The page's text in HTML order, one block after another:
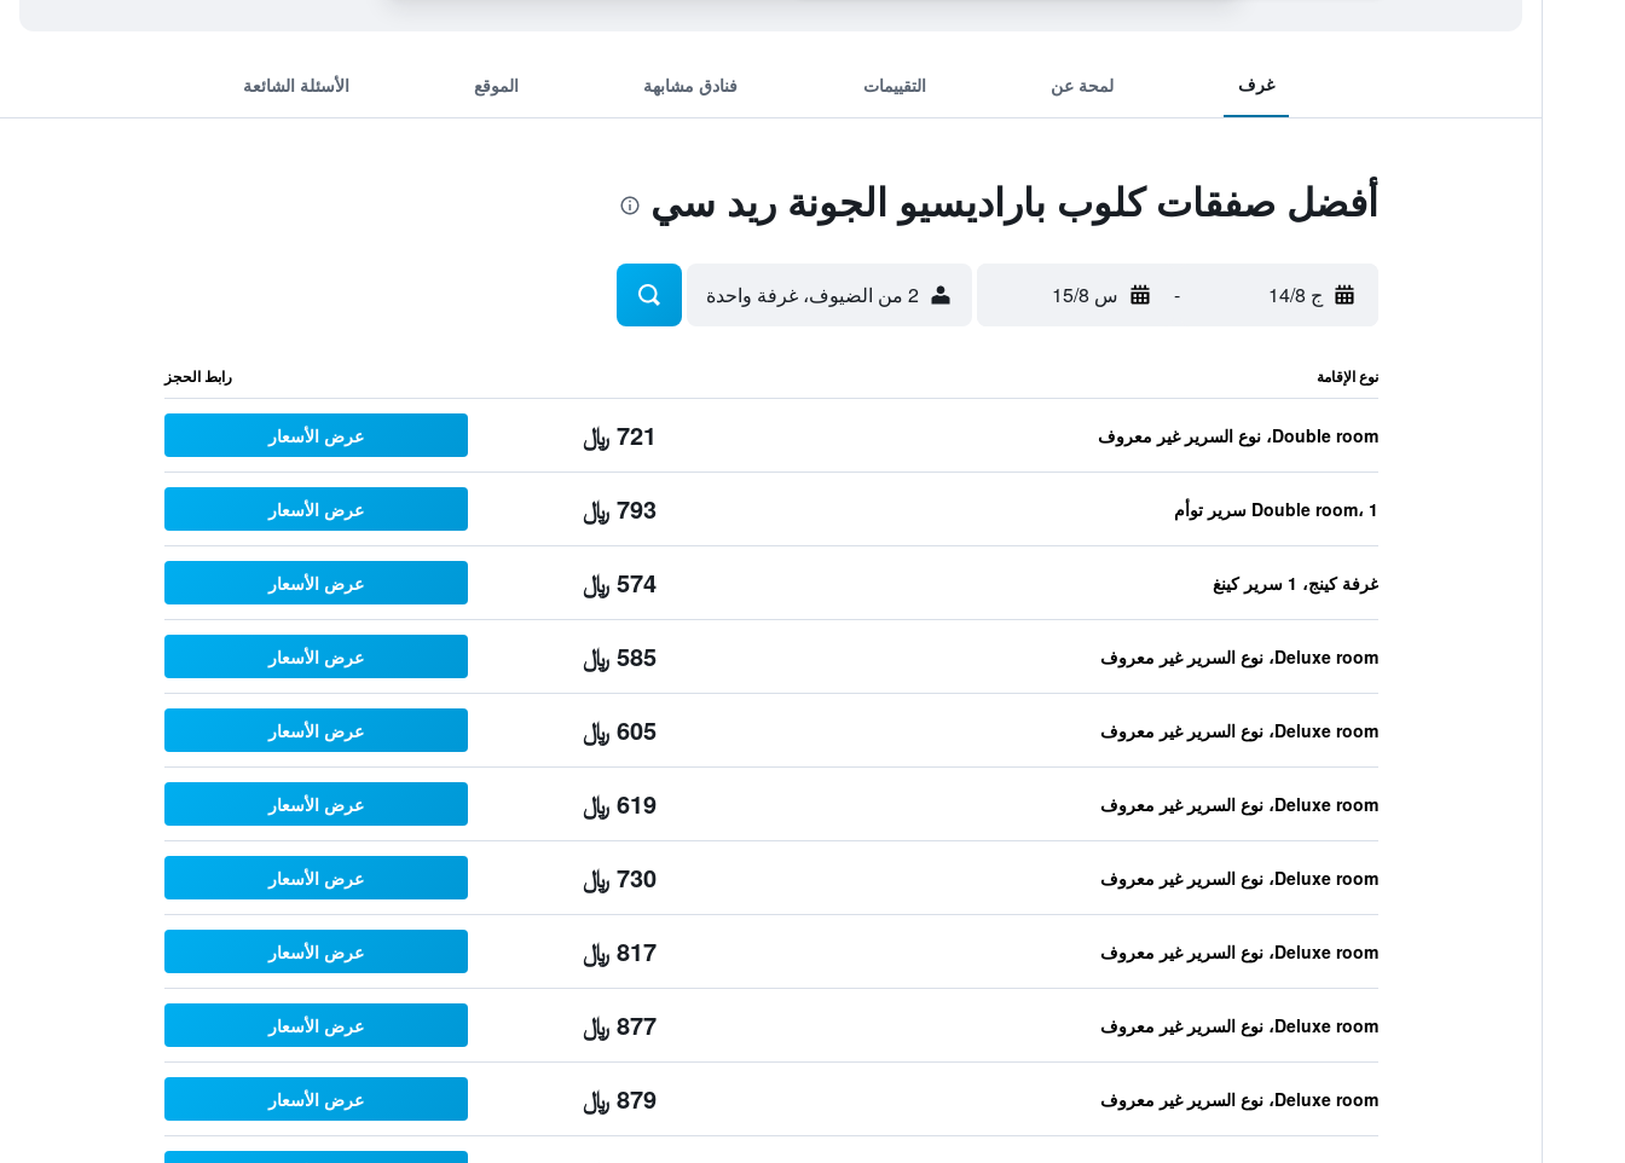
غرف لمحة عن التقييمات فنادق مشابهة الموقع الأسئلة الشائعة
أفضل صفقات كلوب باراديسيو الجونة ريد سي
ج 14/8 - س 15/8 2 من الضيوف، غرفة واحدة
نوع الإقامة رابط الحجز
Double room، نوع السرير غير معروف 721 ﷼ عرض الأسعار
Double room، 1 سرير توأم 793 ﷼ عرض الأسعار
غرفة كينج، 1 سرير كينغ 574 ﷼ عرض الأسعار
Deluxe room، نوع السرير غير معروف 585 ﷼ عرض الأسعار
Deluxe room، نوع السرير غير معروف 605 ﷼ عرض الأسعار
Deluxe room، نوع السرير غير معروف 619 ﷼ عرض الأسعار
Deluxe room، نوع السرير غير معروف 730 ﷼ عرض الأسعار
Deluxe room، نوع السرير غير معروف 817 ﷼ عرض الأسعار
Deluxe room، نوع السرير غير معروف 877 ﷼ عرض الأسعار
Deluxe room، نوع السرير غير معروف 879 ﷼ عرض الأسعار